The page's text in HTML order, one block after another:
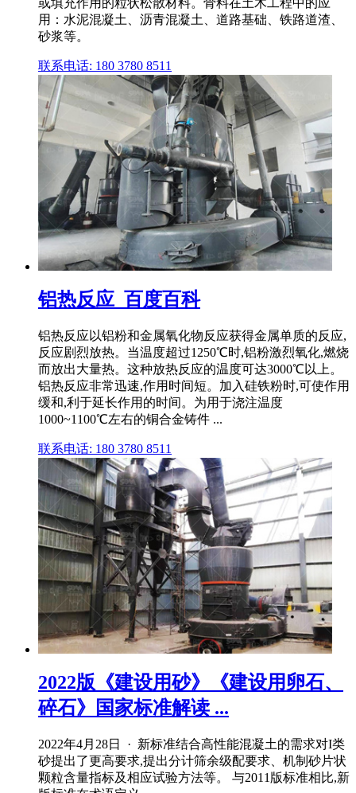
或填充作用的粒状松散材料。骨料在土木工程中的应
用：水泥混凝土、沥青混凝土、道路基础、铁路道渣、
砂浆等。
联系电话: 180 3780 8511
铝热反应_百度百科
铝热反应以铝粉和金属氧化物反应获得金属单质的反应,
反应剧烈放热。当温度超过1250℃时,铝粉激烈氧化,燃烧
而放出大量热。这种放热反应的温度可达3000℃以上。
铝热反应非常迅速,作用时间短。加入硅铁粉时,可使作用
缓和,利于延长作用的时间。为用于浇注温度
1000~1100℃左右的铜合金铸件 ...
联系电话: 180 3780 8511
2022版《建设用砂》《建设用卵石、
碎石》国家标准解读 ...
2022年4月28日 · 新标准结合高性能混凝土的需求对I类
砂提出了更高要求,提出分计筛余级配要求、机制砂片状
颗粒含量指标及相应试验方法等。 与2011版标准相比,新